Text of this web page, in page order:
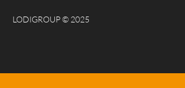
LODIGROUP © 2025